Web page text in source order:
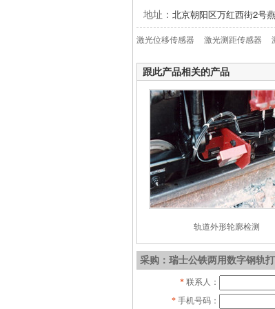
地址： 北京朝阳区万红西街2号
激光位移传感器 激光测距传感器
跟此产品相关的产品
轨道外形轮廓检测
采购：瑞士公铁两用数字钢轨
* 联系人：
* 手机号码：